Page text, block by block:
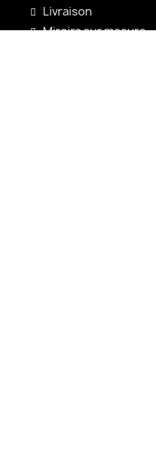
Livraison
Miroirs sur mesure